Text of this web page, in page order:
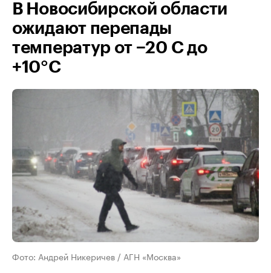
В Новосибирской области
ожидают перепады
температур от −20 C до
+10°C
Фото: Андрей Никеричев / АГН «Москва»